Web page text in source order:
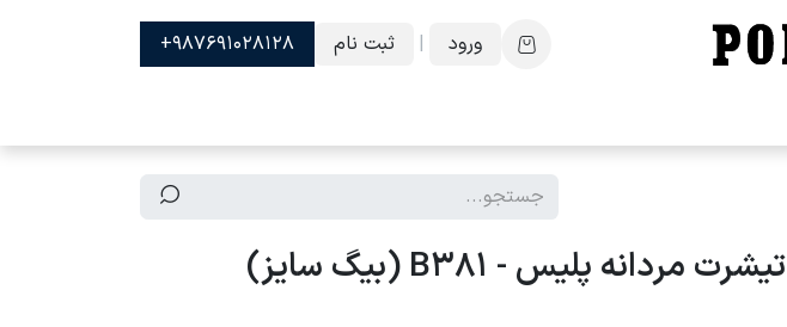
ورود
| ثبت نام 987691028128+
تیشرت مردانه پلیس - B381 (بیگ سایز)